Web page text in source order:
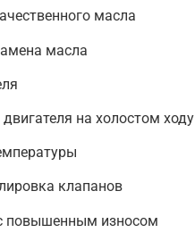
масла
масла
на холостом ходу
клапанов
повышенным износом